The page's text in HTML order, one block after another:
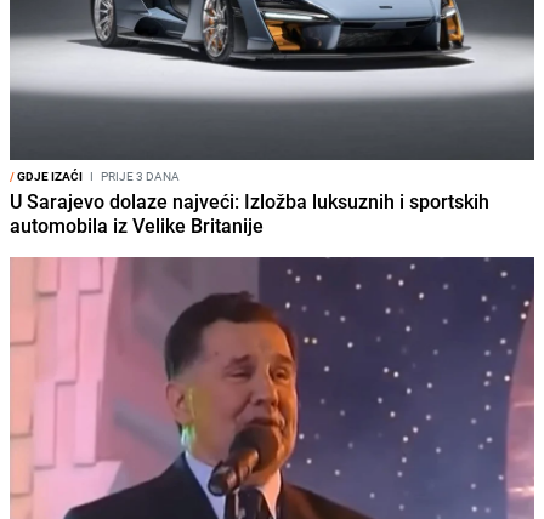
/GDJE IZAĆI I PRIJE 3 DANA
U Sarajevo dolaze najveći: Izložba luksuznih i sportskih
automobila iz Velike Britanije